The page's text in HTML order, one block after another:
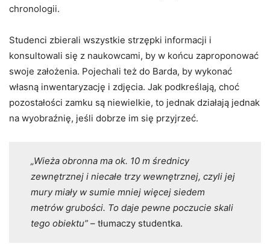
chronologii.
Studenci zbierali wszystkie strzępki informacji i
konsultowali się z naukowcami, by w końcu zaproponować
swoje założenia. Pojechali też do Barda, by wykonać
własną inwentaryzację i zdjęcia. Jak podkreślają, choć
pozostałości zamku są niewielkie, to jednak działają jednak
na wyobraźnię, jeśli dobrze im się przyjrzeć.
„Wieża obronna ma ok. 10 m średnicy
zewnętrznej i niecałe trzy wewnętrznej, czyli jej
mury miały w sumie mniej więcej siedem
metrów grubości. To daje pewne poczucie skali
tego obiektu” – tłumaczy studentka.